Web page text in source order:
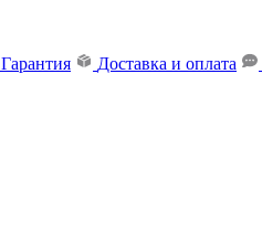
Гарантия Доставка и оплата